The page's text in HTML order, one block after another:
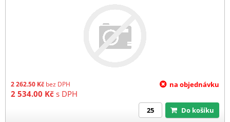
2 262.50 Kč bez DPH
2 534.00 Kč s DPH
na objednávku
Do košíku